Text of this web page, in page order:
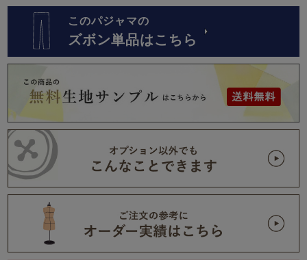
このパジャマの
ズボン単品はこちら